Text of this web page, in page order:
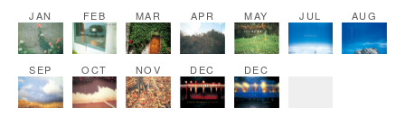
JAN FEB MAR APR MAY JUL AUG
SEP OCT NOV DEC DEC